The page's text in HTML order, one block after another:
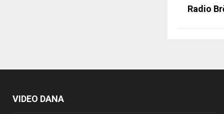
Radio
VIDEO DANA